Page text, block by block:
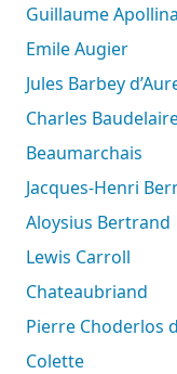
Guillaume
Emile Augier
Jules Barbey
Charles
Beaumarchais
Jacques-Henri
Aloysius Bertrand
Lewis Carroll
Chateaubriand
Pierre Choderlos
Colette